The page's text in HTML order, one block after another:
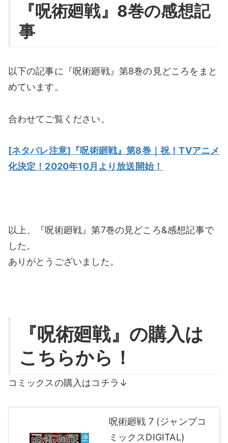
『呪術廻戦』8巻の感想記
事
以下の記事に『呪術廻戦』第8巻の見どころをまと
めています。
合わせてご覧ください。
[ネタバレ注意]『呪術廻戦』第8巻｜祝！TVアニメ
化決定！2020年10月より放送開始！
以上、『呪術廻戦』第7巻の見どころ&感想記事で
した。
ありがとうございました。
『呪術廻戦』の購入は
こちらから！
コミックスの購入はコチラ↓
呪術廻戦 7 (ジャンプコ
ミックスDIGITAL)